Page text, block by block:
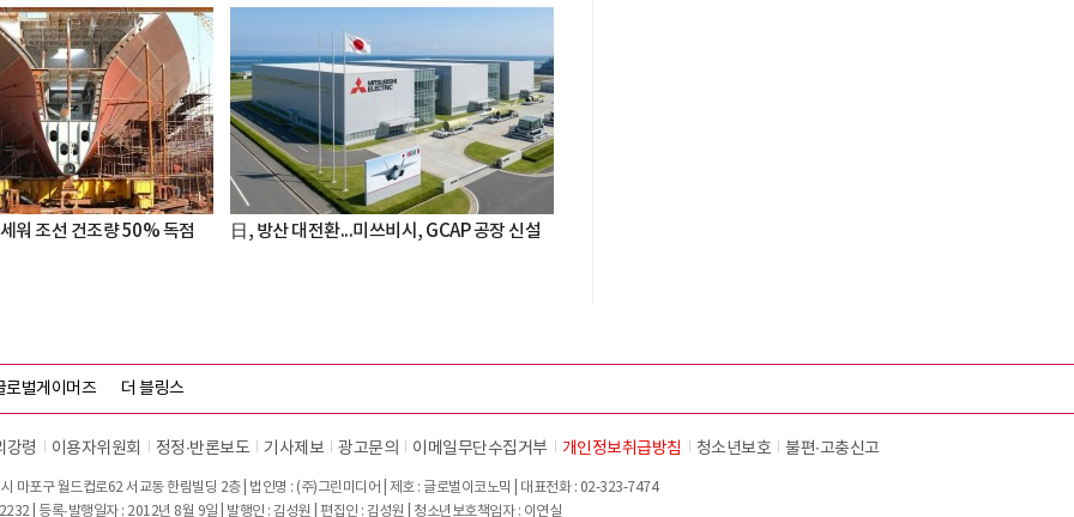
워 조선 건조량 50% 독점 日, 방산 대전환...미쓰비시, GCAP 공장 신설
로벌게이머즈 더 블링스
강령 이용자위원회 정정∙반론보도 기사제보 광고문의 이메일무단수집거부 개인정보취급방침 청소년보호 불편∙고충신고
마포구 월드컵로62 서교동 한림빌딩 2층 | 법인명 : (주)그린미디어 | 제호 : 글로벌이코노믹 | 대표전화 : 02-323-7474
| 등록·발행일자 : 2012년 8월 9일 | 발행인 : 김성원 | 편집인 : 김성원 | 청소년보호책임자 : 이연실